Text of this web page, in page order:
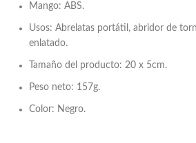
Mango: ABS.
Usos: Abrelatas portátil, abridor de
enlatado.
Tamaño del producto: 20 x 5cm.
Peso neto: 157g.
Color: Negro.